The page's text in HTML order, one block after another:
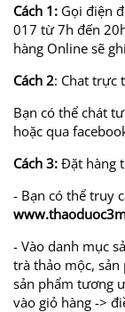
Cách 1: Gọi điện
017 từ 7h đến
hàng Online sẽ
Cách 2: Chat trực
Bạn có thể chát
hoặc qua
Cách 3: Đặt hàng
- Bạn có thể truy
- Vào danh mục
trà thảo mộc, sản
sản phẩm tương
vào giỏ hàng ->